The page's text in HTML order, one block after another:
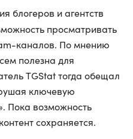
блогеров и агентств
просматривать
каналов. По мнению
полезна для
TGStat тогда обещал
ключевую
Пока возможность
сохраняется.